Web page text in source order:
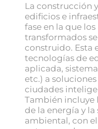
La construcción
edificios e
fase en la que
transformados
construido. Esta
tecnologías de
aplicada,
etc.) a
ciudades
También
de la energía y
ambiental, con